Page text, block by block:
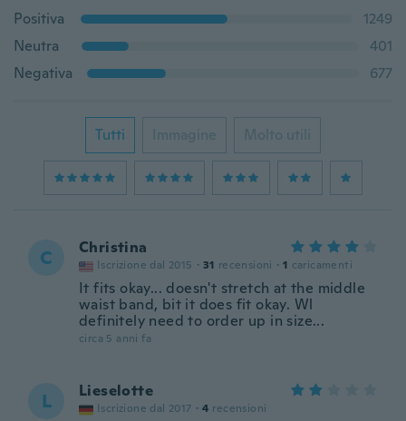
Positiva
1249
Neutra
401
Negativa
677
Tutti Immagine Molto utili
C Christina
Iscrizione dal 2015 · 31 recensioni · 1 caricamenti
It fits okay... doesn't stretch at the middle
waist band, bit it does fit okay. Wl
definitely need to order up in size...
circa 5 anni fa
L Lieselotte
Iscrizione dal 2017 · 4 recensioni